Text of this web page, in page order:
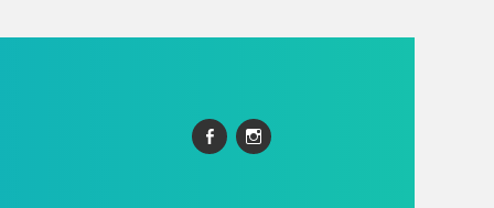
FacebookInstagram